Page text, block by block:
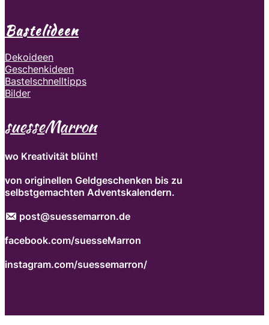
Bastelideen
Dekoideen
Geschenkideen
Bastelschnelltipps
Bilder
suesseMarron
wo Kreativität blüht!
von originellen Geldgeschenken bis zu
selbstgemachten Adventskalendern.
post@suessemarron.de
facebook.com/suesseMarron
instagram.com/suessemarron/